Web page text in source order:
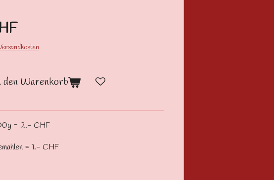
den Warenkorb
= 2.- CHF
= 1.- CHF